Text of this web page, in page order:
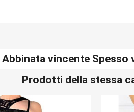
Abbinata vincente Spesso
Prodotti della stessa